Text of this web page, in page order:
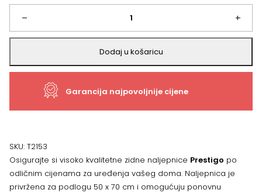
–
Zidna
naljepnica
Prestigo
+
Dodaj u košaricu
Garancija najpovoljnije cijene
SKU: T2153
Osigurajte si visoko kvalitetne zidne naljepnice Prestigo po
odličnim cijenama za uređenja vašeg doma. Naljepnica je
privržena za podlogu 50 x 70 cm i omogućuju ponovnu